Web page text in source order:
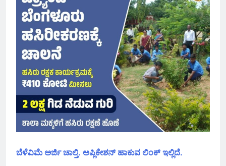
ಬೆಳೆವಿಮೆ ಅರ್ಜಿ ಚಾಲ್ತಿ. ಅಪ್ಲಿಕೇಶನ್ ಹಾಕುವ ಲಿಂಕ್ ಇಲ್ಲಿದೆ.